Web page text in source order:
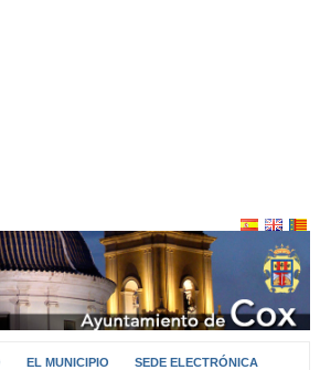
EL MUNICIPIO SEDE ELECTRÓNICA